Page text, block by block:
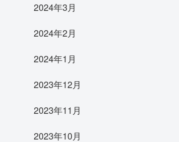
2024年3月
2024年2月
2024年1月
2023年12月
2023年11月
2023年10月